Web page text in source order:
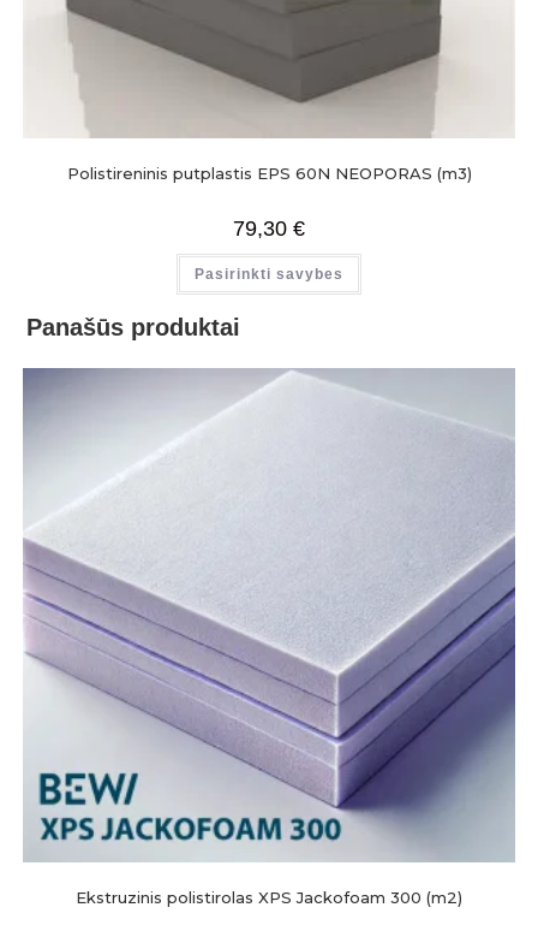
Polistireninis putplastis EPS 60N NEOPORAS (m3)
79,30 €
Pasirinkti savybes
Panašūs produktai
Ekstruzinis polistirolas XPS Jackofoam 300 (m2)